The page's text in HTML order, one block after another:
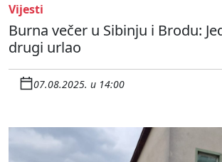
Vijesti
Burna večer u Sibinju i Brodu:
drugi urlao
07.08.2025. u 14:00